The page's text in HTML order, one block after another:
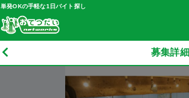
単発OKの手軽な1日バイト探し
募集詳細